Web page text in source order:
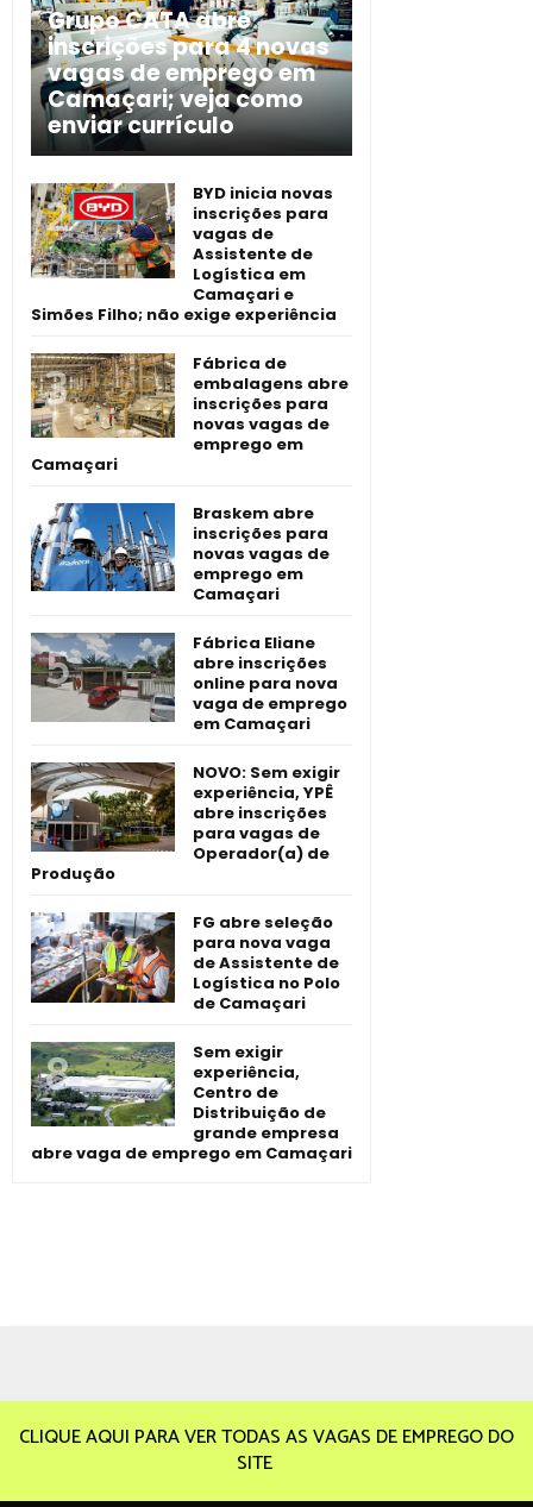
Grupo CATA abre
inscrições para 4 novas
vagas de emprego em
Camaçari; veja como
enviar currículo
BYD inicia novas
inscrições para
vagas de
Assistente de
Logística em
Camaçari e
Simões Filho; não exige experiência
Fábrica de
embalagens abre
inscrições para
novas vagas de
emprego em
Camaçari
Braskem abre
inscrições para
novas vagas de
emprego em
Camaçari
Fábrica Eliane
abre inscrições
online para nova
vaga de emprego
em Camaçari
NOVO: Sem exigir
experiência, YPÊ
abre inscrições
para vagas de
Operador(a) de
Produção
FG abre seleção
para nova vaga
de Assistente de
Logística no Polo
de Camaçari
Sem exigir
experiência,
Centro de
Distribuição de
grande empresa
abre vaga de emprego em Camaçari
CLIQUE AQUI PARA VER TODAS AS VAGAS DE EMPREGO DO
SITE